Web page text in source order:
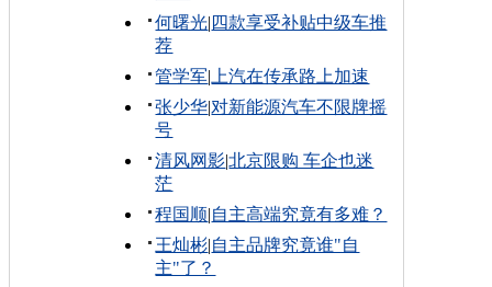
何曙光| 四款享受补贴中级车推
荐
管学军| 上汽在传承路上加速
张少华|对新能源汽车不限牌摇
号
清风网影|北京限购 车企也迷
茫
程国顺|自主高端究竟有多难？
王灿彬|自主品牌究竟谁"自
主"了？